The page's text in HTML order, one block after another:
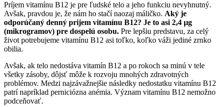
Príjem vitamínu B12 je pre ľudské telo a jeho funkciu nevyhnutný.
Avšak, pravdou je, že nám ho stačí naozaj máličko. Aký je
odporúčaný denný prijem vitamínu B12? Je to asi 2,4 µg
(mikrogramov) pre dospelú osobu. Pre lepšiu predstavu, za celý
život potrebujeme vitamínu B12 asi toľko, koľko váži jediné zrnko
obilia.
Avšak, ak telo nedostáva vitamín B12 a po rokoch sa minú v tele
všetky zásoby, dôjsť môže k rozvoju mnohých zdravotných
problémov. Medzi najzávažnejšie následky nedostatku vitamínu B12
patrí napríklad perniciózna anémia. Význam vitamínu B12 nemožno
podceňovať.